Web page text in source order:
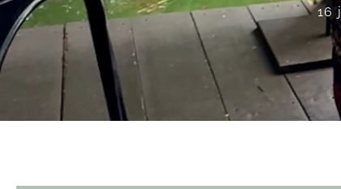
16